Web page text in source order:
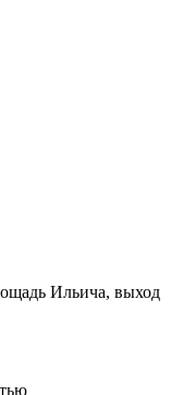
Ильича, выход